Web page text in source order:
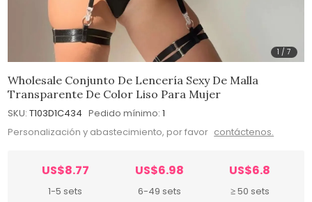
1 /7
Wholesale Conjunto De Lencería Sexy De Malla
Transparente De Color Liso Para Mujer
SKU: T103D1C434 Pedido mínimo: 1
Personalización y abastecimiento, por favor contáctenos.
US$8.77
1-5 sets
US$6.98
6-49 sets
US$6.8
≥ 50 sets